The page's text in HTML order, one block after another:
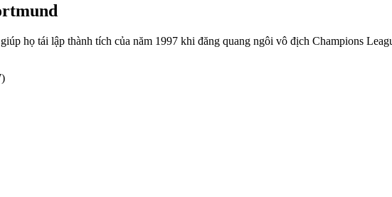
họ tái lập thành tích của năm 1997 khi đăng quang ngôi vô địch Champions